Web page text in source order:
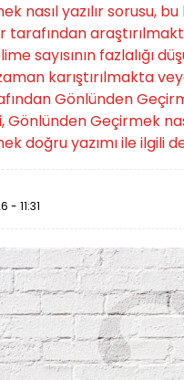
nasıl yazılır sorusu,
sayısının fazlalığı
karıştırılmakta
Gönlünden
Gönlünden Geçirmek
doğru yazımı ile ilgili
- 11:31